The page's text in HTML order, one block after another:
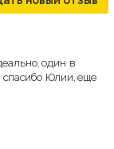
один в
Юлии, еще